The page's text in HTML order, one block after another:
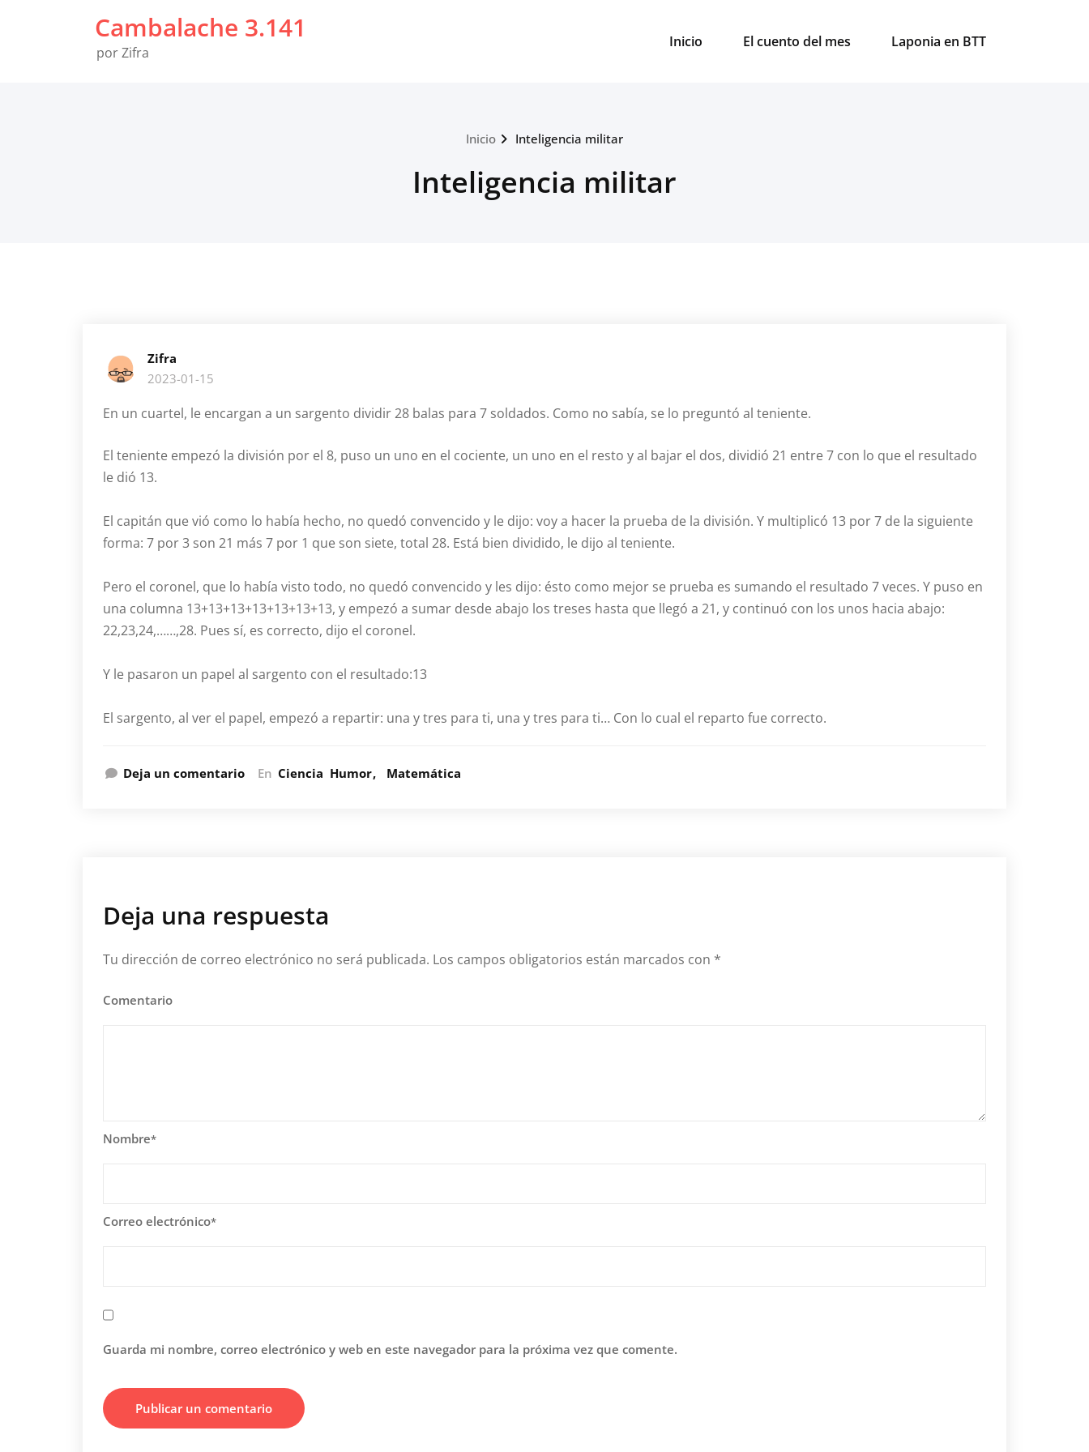
Cambalache 3.141
por Zifra
Inicio El cuento del mes Laponia en BTT
Inicio Inteligencia militar
Inteligencia militar
Zifra
2023-01-15
En un cuartel, le encargan a un sargento dividir 28 balas para 7 soldados. Como no sabía, se lo preguntó al teniente.
El teniente empezó la división por el 8, puso un uno en el cociente, un uno en el resto y al bajar el dos, dividió 21 entre 7 con lo que el resultado
le dió 13.
El capitán que vió como lo había hecho, no quedó convencido y le dijo: voy a hacer la prueba de la división. Y multiplicó 13 por 7 de la siguiente
forma: 7 por 3 son 21 más 7 por 1 que son siete, total 28. Está bien dividido, le dijo al teniente.
Pero el coronel, que lo había visto todo, no quedó convencido y les dijo: ésto como mejor se prueba es sumando el resultado 7 veces. Y puso en
una columna 13+13+13+13+13+13+13, y empezó a sumar desde abajo los treses hasta que llegó a 21, y continuó con los unos hacia abajo:
22,23,24,……,28. Pues sí, es correcto, dijo el coronel.
Y le pasaron un papel al sargento con el resultado:13
El sargento, al ver el papel, empezó a repartir: una y tres para ti, una y tres para ti… Con lo cual el reparto fue correcto.
Deja un comentario En Ciencia Humor Matemática
Deja una respuesta
Tu dirección de correo electrónico no será publicada. Los campos obligatorios están marcados con *
Comentario
Nombre*
Correo electrónico*
Guarda mi nombre, correo electrónico y web en este navegador para la próxima vez que comente.